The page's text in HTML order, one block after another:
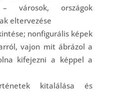
városok, országok
eltervezése
nonfigurális képek
vajon mit ábrázol a
kifejezni a képpel a
kitalálása és